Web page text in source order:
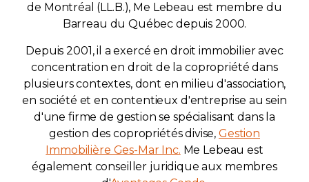
de Montréal (LL.B.), Me Lebeau est membre du
Barreau du Québec depuis 2000.
Depuis 2001, il a exercé en droit immobilier avec
concentration en droit de la copropriété dans
plusieurs contextes, dont en milieu d'association,
en société et en contentieux d'entreprise au sein
d'une firme de gestion se spécialisant dans la
gestion des copropriétés divise,Gestion
Immobilière Ges-Mar Inc. Me Lebeau est
également conseiller juridique aux membres